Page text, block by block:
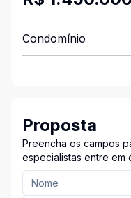
Condomínio
Proposta
Preencha os campos
especialistas entre em